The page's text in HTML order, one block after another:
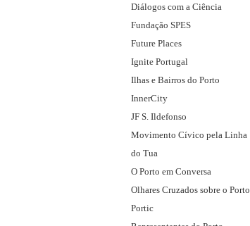
o
r
t
o
,
s
o
b
r
e
a
r
Diálogos com a Ciência
Fundação SPES
Future Places
Ignite Portugal
Ilhas e Bairros do Porto
InnerCity
JF S. Ildefonso
Movimento Cívico pela Linha
do Tua
O Porto em Conversa
Olhares Cruzados sobre o Porto
Portic